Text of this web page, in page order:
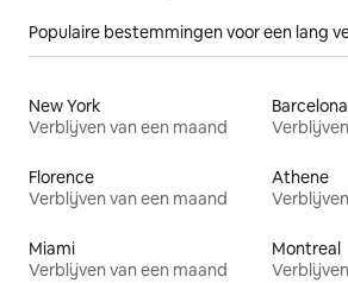
Populaire bestemmingen voor een lang
New York
Verblijven van een maand
Barcelona
Florence
Verblijven van een maand
Athene
Miami
Verblijven van een maand
Montreal